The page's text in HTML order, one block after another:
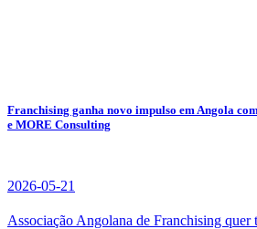
Franchising ganha novo impulso em Angola
e MORE Consulting
2026-05-21
Associação Angolana de Franchising quer